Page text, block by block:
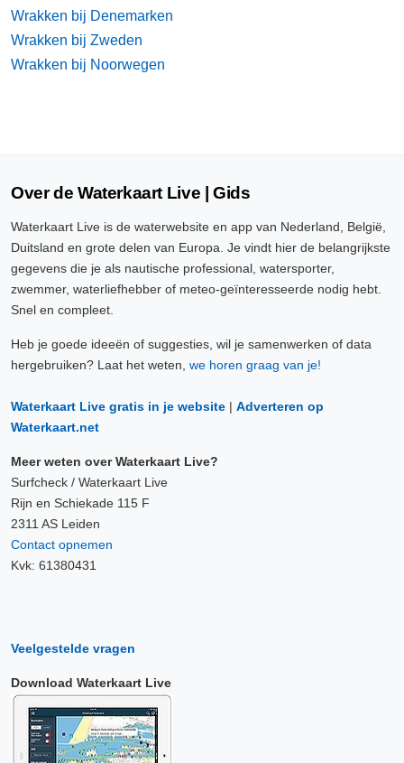
Wrakken bij Denemarken
Wrakken bij Zweden
Wrakken bij Noorwegen
Over de Waterkaart Live | Gids
Waterkaart Live is de waterwebsite en app van Nederland, België,
Duitsland en grote delen van Europa. Je vindt hier de belangrijkste
gegevens die je als nautische professional, watersporter,
zwemmer, waterliefhebber of meteo-geïnteresseerde nodig hebt.
Snel en compleet.
Heb je goede ideeën of suggesties, wil je samenwerken of data
hergebruiken? Laat het weten, we horen graag van je!
Waterkaart Live gratis in je website | Adverteren op
Waterkaart.net
Meer weten over Waterkaart Live?
Surfcheck / Waterkaart Live
Rijn en Schiekade 115 F
2311 AS Leiden
Contact opnemen
Kvk: 61380431
Veelgestelde vragen
Download Waterkaart Live